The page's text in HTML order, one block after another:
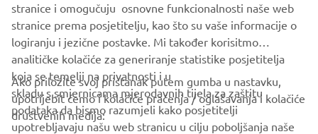
CORPORATE
stranice i omogučuju osnovne funkcionalnosti naše web
stranice prema posjetitelju, kao što su vaše informacije o
logiranju i jezične postavke. Mi također korisitmo
analitičke kolačiće za generiranje statistike posjetitelja
koja se temelji na privatnosti i u
skladu s smjernicama mjerodavnih tijela za zaštitu
podataka da bismo razumjeli kako posjetitelji
upotrebljavaju našu web stranicu u cilju poboljšanja naše
Ako priložite svoj pristanak putem gumba u nastavku,
upotrijebit ćemo i kolačiće praćenja / oglašavanja i kolačiće
društvenih medija: